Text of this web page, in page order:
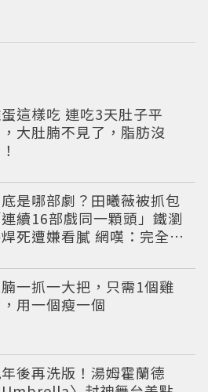
這樣吃 連吃3天肚子平
大肚腩不見了，脂肪沒
是哪部劇？田曦薇被抓包
連續16部戲同一顆頭」鐵瀏
死遭嫌看膩 網嘆：完全分
一抓一大把，只需1個雞
用一個瘦一個
後再洗版！湯姆霍蘭德